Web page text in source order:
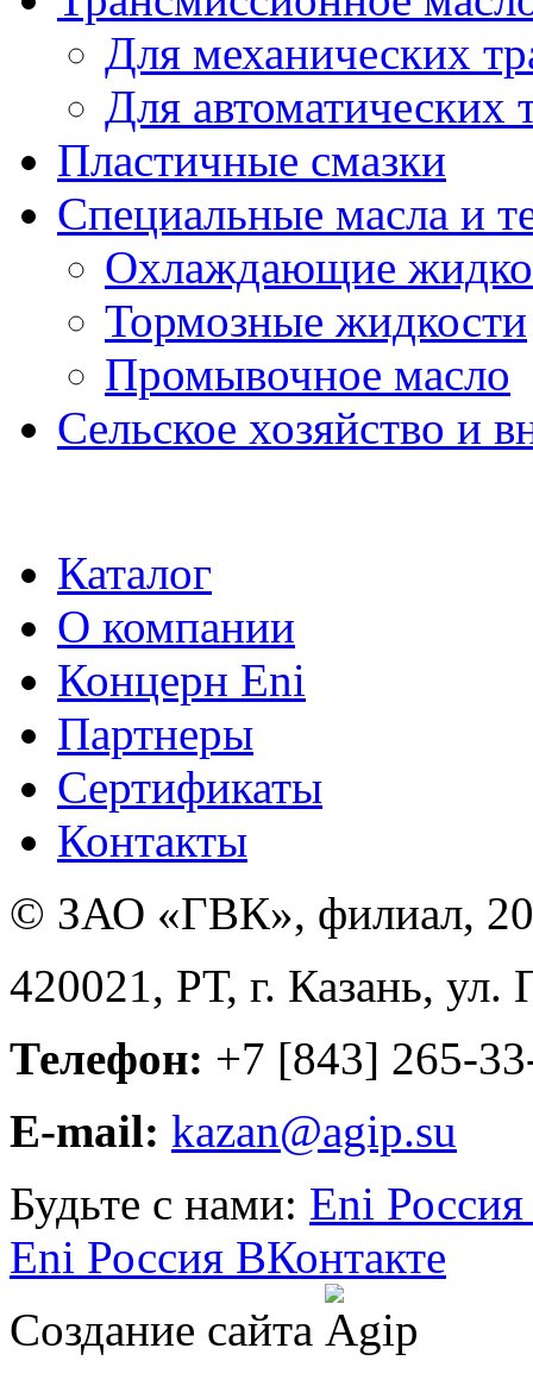
Для механических
Для автоматических
Пластичные смазки
Специальные масла и
Охлаждающие
Тормозные жидкости
Промывочное масло
Сельское хозяйство и
Каталог
О компании
Концерн Eni
Партнеры
Сертификаты
Контакты
© ЗАО «ГВК», филиал,
420021, РТ, г. Казань,
Телефон: +7 [843] 265-
E-mail: kazan@agip.su
Будьте с нами: Eni
Eni Россия ВКонтакте
Создание сайта